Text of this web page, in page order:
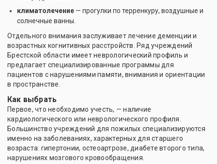
климатолечение — прогулки по терренкуру, воздушные и
солнечные ванны.
Отдельного внимания заслуживает лечение деменции и
возрастных когнитивных расстройств. Ряд учреждений
Брестской области имеет неврологический профиль и
предлагает специализированные программы для
пациентов с нарушениями памяти, внимания и ориентации
в пространстве.
Как выбрать
Первое, что необходимо учесть, — наличие
кардиологического или неврологического профиля.
Большинство учреждений для пожилых специализируются
именно на заболеваниях, характерных для старшего
возраста: гипертонии, остеоартрозе, диабете второго типа,
нарушениях мозгового кровообращения.